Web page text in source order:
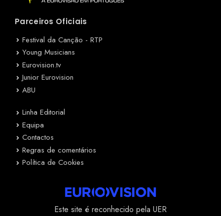
Parceiros Oficiais
Festival da Canção - RTP
Young Musicians
Eurovision.tv
Junior Eurovision
ABU
Linha Editorial
Equipa
Contactos
Regras de comentários
Política de Cookies
Este site é reconhecido pela UER